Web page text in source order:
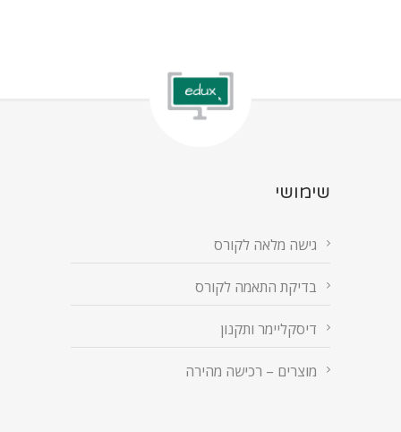
שימושי
גישה מלאה לקורס
בדיקת התאמה לקורס
דיסקליימר ותקנון
מוצרים – רכישה מהירה